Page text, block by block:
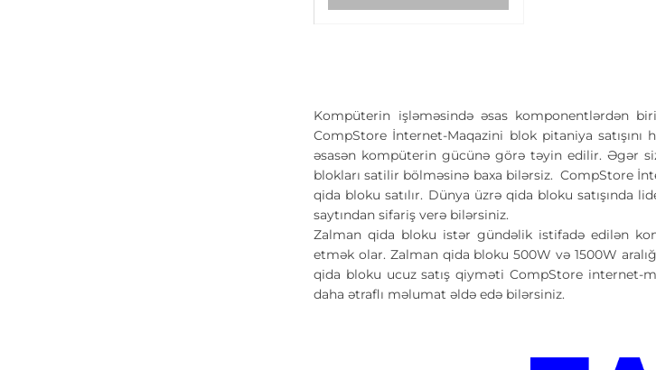
Kompüterin işləməsində əsas komponentlərdən
CompStore İnternet-Maqazini blok pitaniya
əsasən kompüterin gücünə görə təyin edilir. Əgər
blokları satilir bölməsinə baxa bilərsiz. CompStore
qida bloku satılır. Dünya üzrə qida bloku
saytından sifariş verə bilərsiniz.
Zalman qida bloku istər gündəlik istifadə edilən
etmək olar. Zalman qida bloku 500W və 1500W
qida bloku ucuz satış qiyməti CompStore internet-
daha ətraflı məlumat əldə edə bilərsiniz.